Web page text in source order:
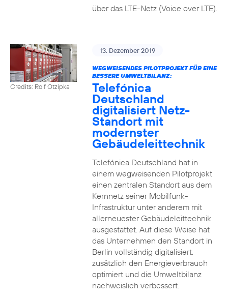
über das LTE-Netz (Voice over LTE).
Credits: Rolf Otzipka
13. Dezember 2019
WEGWEISENDES PILOTPROJEKT FÜR EINE
BESSERE UMWELTBILANZ:
Telefónica
Deutschland
digitalisiert Netz-
Standort mit
modernster
Gebäudeleittechnik
Telefónica Deutschland hat in
einem wegweisenden Pilotprojekt
einen zentralen Standort aus dem
Kernnetz seiner Mobilfunk-
Infrastruktur unter anderem mit
allerneuester Gebäudeleittechnik
ausgestattet. Auf diese Weise hat
das Unternehmen den Standort in
Berlin vollständig digitalisiert,
zusätzlich den Energieverbrauch
optimiert und die Umweltbilanz
nachweislich verbessert.